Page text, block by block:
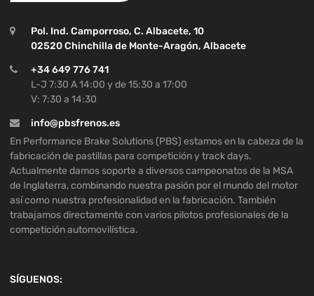
Pol. Ind. Camporroso, C. Albacete, 10
02520 Chinchilla de Monte-Aragón, Albacete
+34 649 776 741
L-J 7:30 A 14:00 y de 15:30 a 17:00
V: 7:30 a 14:30
info@pbsfrenos.es
En Performance Brake Solutions (PBS) estamos en la cabeza de la
fabricación de pastillas para competición y track days.
Actualmente damos soporte a diversos campeonatos de la MSA
de Inglaterra, combinando nuestra pasión por el mundo del motor
así como nuestra profesionalidad en la fabricación. También
trabajamos directamente con varios pilotos profesionales de la
competición automovilística.
SÍGUENOS: